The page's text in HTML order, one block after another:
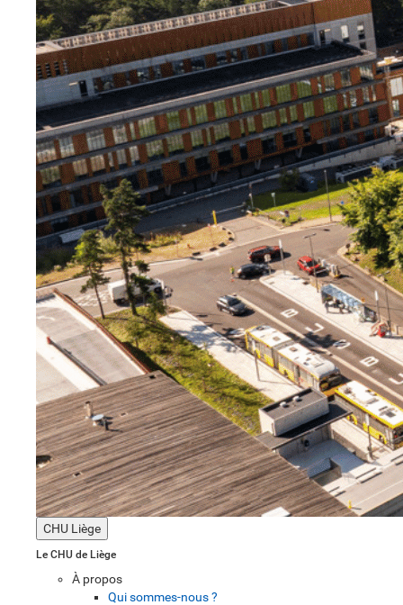
CHU Liège
Le CHU de Liège
À propos
Qui sommes-nous ?